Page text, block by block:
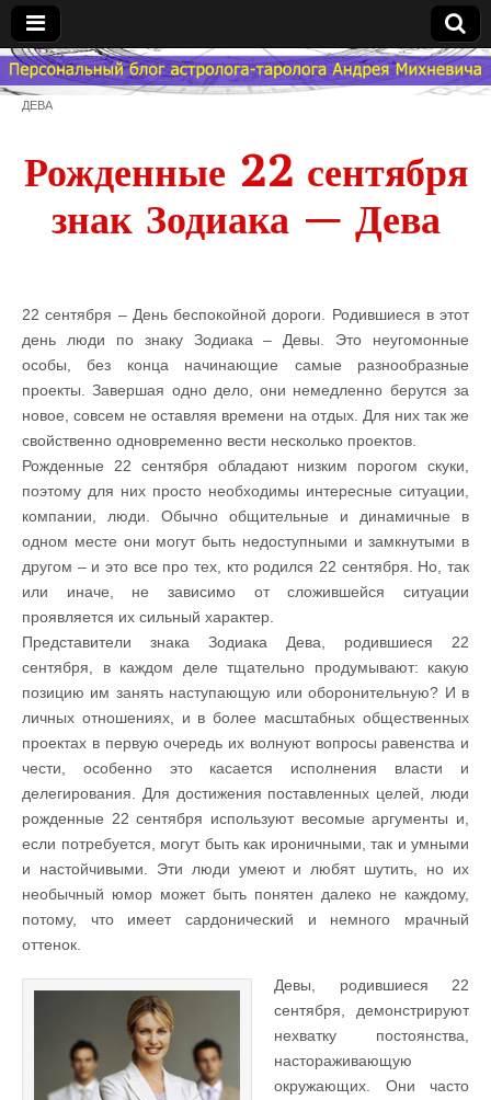
Гороскоп
Мой
Знак
— MZZ
ДЕВА
Рожденные 22 сентября
знак Зодиака — Дева
22 сентября – День беспокойной дороги. Родившиеся в этот
день люди по знаку Зодиака – Девы. Это неугомонные
особы, без конца начинающие самые разнообразные
проекты. Завершая одно дело, они немедленно берутся за
новое, совсем не оставляя времени на отдых. Для них так же
свойственно одновременно вести несколько проектов.
Рожденные 22 сентября обладают низким порогом скуки,
поэтому для них просто необходимы интересные ситуации,
компании, люди. Обычно общительные и динамичные в
одном месте они могут быть недоступными и замкнутыми в
другом – и это все про тех, кто родился 22 сентября. Но, так
или иначе, не зависимо от сложившейся ситуации
проявляется их сильный характер.
Представители знака Зодиака Дева, родившиеся 22
сентября, в каждом деле тщательно продумывают: какую
позицию им занять наступающую или оборонительную? И в
личных отношениях, и в более масштабных общественных
проектах в первую очередь их волнуют вопросы равенства и
чести, особенно это касается исполнения власти и
делегирования. Для достижения поставленных целей, люди
рожденные 22 сентября используют весомые аргументы и,
если потребуется, могут быть как ироничными, так и умными
и настойчивыми. Эти люди умеют и любят шутить, но их
необычный юмор может быть понятен далеко не каждому,
потому, что имеет сардонический и немного мрачный
оттенок.
Девы, родившиеся 22
сентября, демонстрируют
нехватку постоянства,
настораживающую
окружающих. Они часто